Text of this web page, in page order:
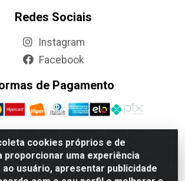
cookies próprios e de
proporcionar uma experiência
usuário, apresentar publicidade
Redes Sociais
Instagram
Facebook
de Pagamento
Cascavel - Matriz - Rua Itatiba Do Sul, 161 -
Cascavel-PR - CEP 85804-700- CNPJ